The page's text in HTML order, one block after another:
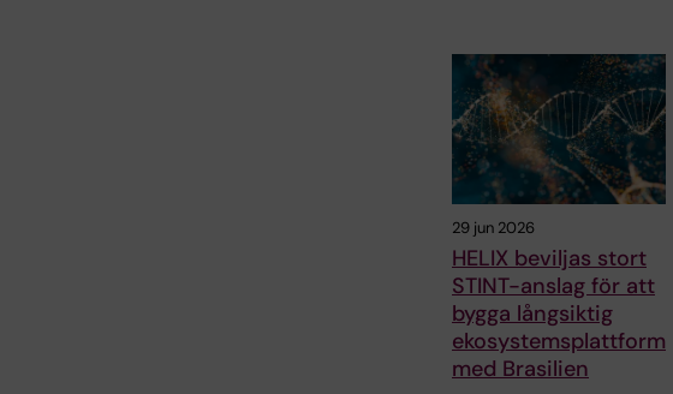
29 jun 2026
HELIX beviljas stort
STINT-anslag för att
bygga långsiktig
ekosystemsplattform
med Brasilien